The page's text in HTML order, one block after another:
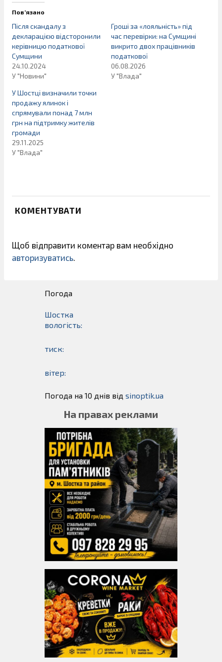
Пов’язано
Після скандалу з
декларацією відсторонили
керівницю податкової
Сумщини
24.10.2024
У "Новини"
Гроші за «лояльність» під
час перевірки: на Сумщині
викрито двох працівників
податкової
06.08.2026
У "Влада"
У Шостці визначили точки
продажу ялинок і
спрямували понад 7 млн
грн на підтримку жителів
громади
29.11.2025
У "Влада"
КОМЕНТУВАТИ
Щоб відправити коментар вам необхідно
авторизуватись
Погода
Шостка
вологість:
тиск:
вітер:
Погода на 10 днів від sinoptik.ua
На правах реклами